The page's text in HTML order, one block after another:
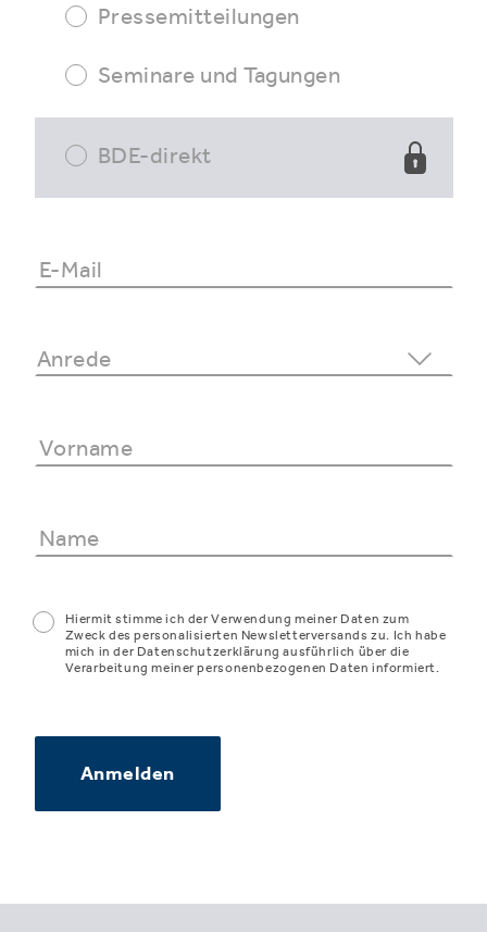
Pressemitteilungen
Seminare und Tagungen
BDE-direkt
Hiermit stimme ich der Verwendung meiner Daten zum
Zweck des personalisierten Newsletterversands zu. Ich habe
mich in der Datenschutzerklärung ausführlich über die
Verarbeitung meiner personenbezogenen Daten informiert.
Anmelden